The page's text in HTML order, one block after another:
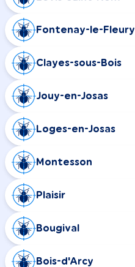
Fontenay-le-Fleury
Clayes-sous-Bois
Jouy-en-Josas
Loges-en-Josas
Montesson
Plaisir
Bougival
Bois-d'Arcy